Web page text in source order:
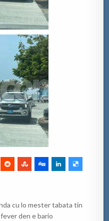
cu lo mester tabata tin
den e bario